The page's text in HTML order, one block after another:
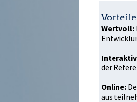
Wertvoll:
der
Online:
aus